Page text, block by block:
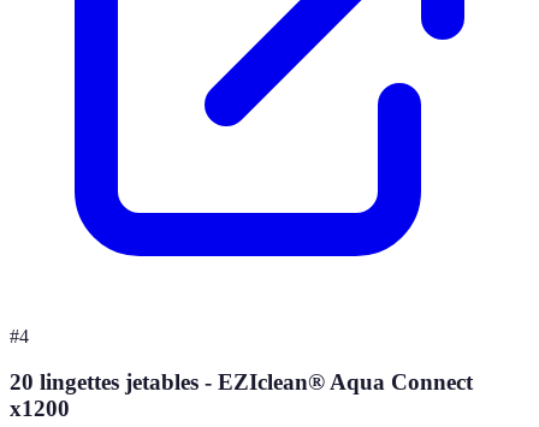
#4
20 lingettes jetables - EZIclean® Aqua Connect
x1200